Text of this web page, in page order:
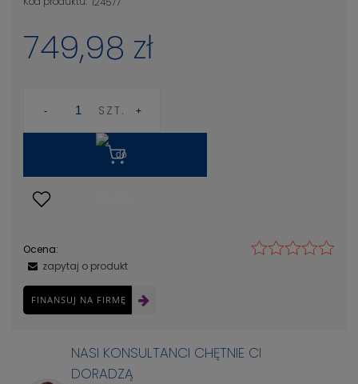
749,98 zł
SZT.
Ocena:
zapytaj o produkt
FINANSUJ NA FIRMĘ
NASI KONSULTANCI CHĘTNIE CI
DORADZĄ